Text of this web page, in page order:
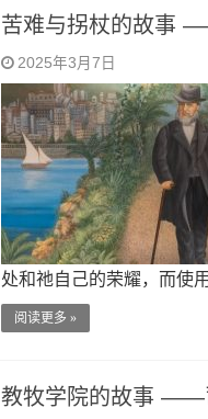
苦难与拐杖的故事
2025年3月7日
处和祂自己的荣耀，而使
阅读更多 »
教牧学院的故事 ——